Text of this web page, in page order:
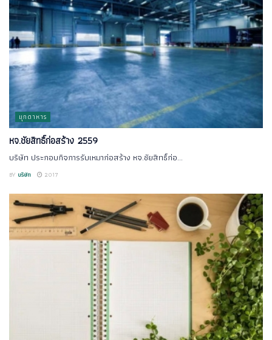
มุกดาหาร
หจ.ชัยสิทธิ์ก่อสร้าง 2559
บริษัท ประกอบกิจการรับเหมาก่อสร้าง หจ.ชัยสิทธิ์ก่อ...
BY บริษัท 2017